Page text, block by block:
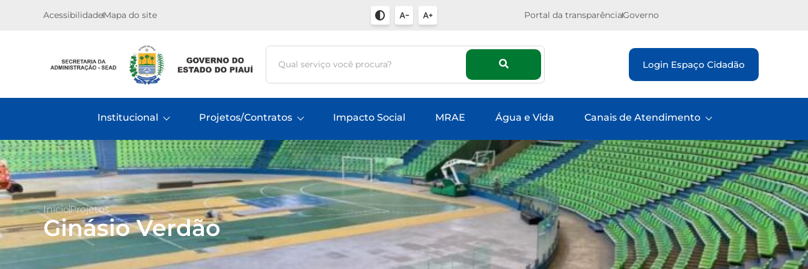
AcessibilidadeMapa do site Portal da transparênciaGoverno
Login Espaço Cidadão
Institucional Projetos/Contratos Impacto Social MRAE Água e Vida Canais de Atendimento
InicioProjetos
Ginásio Verdão